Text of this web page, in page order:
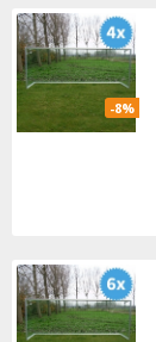
-8%